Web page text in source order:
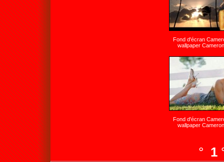
Fond d'écran
wallpaper
Fond d'écran
wallpaper
° 1